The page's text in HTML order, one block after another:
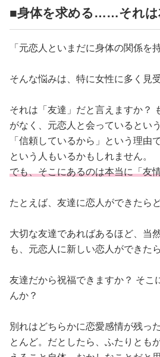
■身体を求める……それは
「元恋人といまだに身体の関係を
そんな悩みは、特に女性に多く見
それは「友達」だと言えますか？
がなく、元恋人と会っているとい
「信頼しているから」という理由
という人もいるかもしれません。
でも、そこにあるのは本当に「友
たとえば、友達に恋人ができたら
大切な友達であればあるほど、当
も、元恋人に新しい恋人ができた
友達だから祝福できますか？ そこ
んか？
別れはどちらかに恋愛感情が残っ
とんど。だとしたら、ふたりとも